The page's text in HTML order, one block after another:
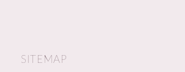
SITEMAP